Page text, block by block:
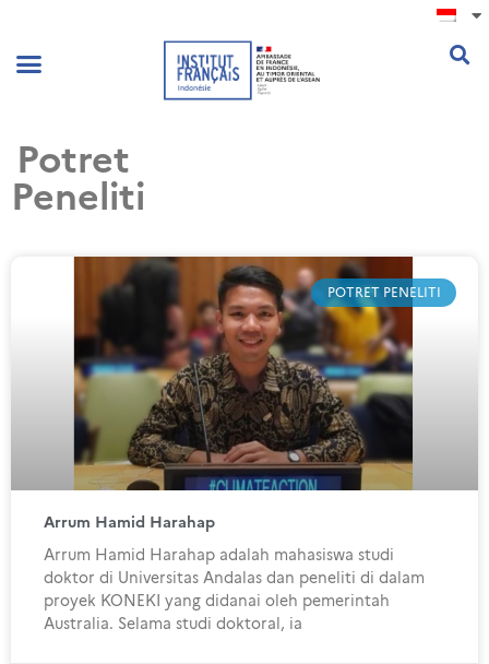
Potret
Peneliti
POTRET PENELITI
Arrum Hamid Harahap
Arrum Hamid Harahap adalah mahasiswa studi
doktor di Universitas Andalas dan peneliti di dalam
proyek KONEKI yang didanai oleh pemerintah
Australia. Selama studi doktoral, ia